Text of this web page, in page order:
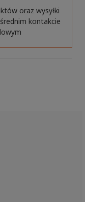
oraz wysyłki
kontakcie